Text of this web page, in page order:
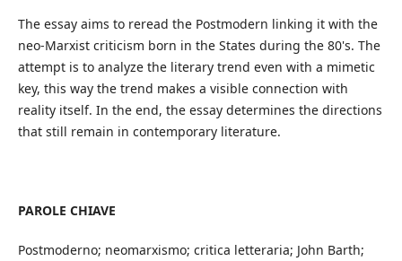
The essay aims to reread the Postmodern linking it with the
neo-Marxist criticism born in the States during the 80's. The
attempt is to analyze the literary trend even with a mimetic
key, this way the trend makes a visible connection with
reality itself. In the end, the essay determines the directions
that still remain in contemporary literature.
PAROLE CHIAVE
Postmoderno; neomarxismo; critica letteraria; John Barth;